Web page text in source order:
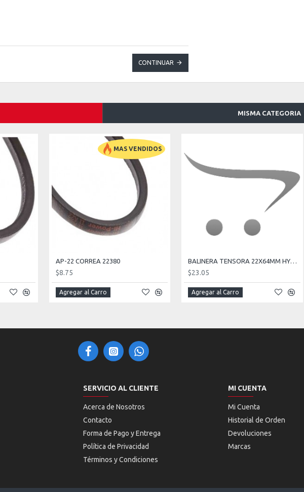
CONTINUAR
MISMA CATEGORIA
MAS VENDIDOS
AP-22 CORREA 22380
$8.75
Agregar al Carro
BALINERA TENSORA 22X64MM HYUNDAI H1 H350 2015- 25286-4A030 25286-4A000
$23.05
Agregar al Carro
SERVICIO AL CLIENTE
Acerca de Nosotros
Contacto
Forma de Pago y Entrega
Política de Privacidad
Términos y Condiciones
MI CUENTA
Mi Cuenta
Historial de Orden
Devoluciones
Marcas